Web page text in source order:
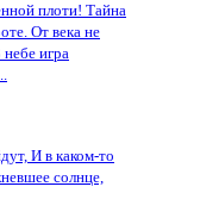
плоти! Тайна
От века не
игра
И в каком-то
солнце,